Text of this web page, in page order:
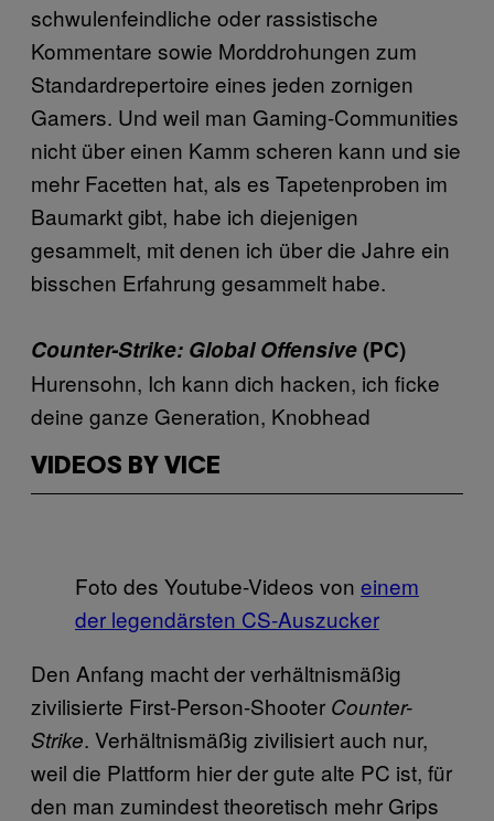
schwulenfeindliche oder rassistische
Kommentare sowie Morddrohungen zum
Standardrepertoire eines jeden zornigen
Gamers. Und weil man Gaming-Communities
nicht über einen Kamm scheren kann und sie
mehr Facetten hat, als es Tapetenproben im
Baumarkt gibt, habe ich diejenigen
gesammelt, mit denen ich über die Jahre ein
bisschen Erfahrung gesammelt habe.
Counter-Strike: Global Offensive(PC)
Hurensohn, Ich kann dich hacken, ich ficke
deine ganze Generation, Knobhead
VIDEOS BY VICE
Foto des Youtube-Videos von einem
der legendärsten CS-Auszucker
Den Anfang macht der verhältnismäßig
zivilisierte First-Person-Shooter Counter-
Strike. Verhältnismäßig zivilisiert auch nur,
weil die Plattform hier der gute alte PC ist, für
den man zumindest theoretisch mehr Grips